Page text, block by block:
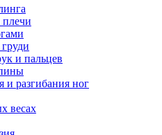
и пальцев
и разгибания ног
весах